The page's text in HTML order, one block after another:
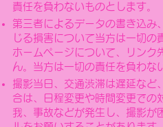
責任を負わないものとします。
第三者によるデータの書き込み
じる損害について当方は一切
ホームページについて、リンク
ん。当方は一切の責任を負わな
撮影当日、交通渋滞は遅延など
合は、日程変更や時間変更での
我、事故などが発生し、撮影が